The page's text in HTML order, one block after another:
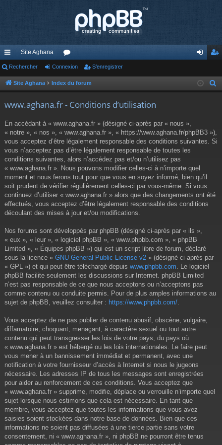
cc
ès
de
Site Aghana
or
u ne nr
r
Rechercher Connexion S’enregistrer
Site Aghana Index du forum
www.aghana.fr - Conditions d’utilisation
En accédant à « www.aghana.fr » (désigné ci-après par « nous »,
« notre », « nos », « www.aghana.fr », « https://www.aghana.fr/phpBB3 »),
vous acceptez d’être légalement responsable des conditions suivantes. Si
vous n’acceptez pas d’être légalement responsable de toutes les
conditions suivantes, alors n’accédez pas et/ou n’utilisez pas
« www.aghana.fr ». Nous pouvons modifier celles-ci à n’importe quel
moment et nous ferons tout pour que vous en soyez informé, bien qu’il
soit prudent de vérifier régulièrement celles-ci par vous-même. Si vous
continuez d’utiliser « www.aghana.fr » alors que des changements ont été
effectués, vous acceptez d’être légalement responsable des conditions
découlant des mises à jour et/ou modifications.
Nos forums sont développés par phpBB (désigné ci-après par « ils »,
« eux », « leur », « logiciel phpBB », « www.phpbb.com », « phpBB
Limited », « Équipes phpBB ») qui est un script libre de forum, déclaré
sous la licence « GNU General Public License v2 » (désigné ci-après par
« GPL ») et qui peut être téléchargé depuis www.phpbb.com . Le logiciel
phpBB facilite seulement les discussions sur Internet. phpBB Limited
n’est pas responsable de ce que nous acceptons ou n’acceptons pas
comme contenu ou conduite permis. Pour de plus amples informations au
sujet de phpBB, veuillez consulter : https://www.phpbb.com/
Vous acceptez de ne pas publier de contenu abusif, obscène, vulgaire,
diffamatoire, choquant, menaçant, à caractère sexuel ou tout autre
contenu qui peut transgresser les lois de votre pays, du pays où
« www.aghana.fr » est hébergé ou les lois internationales. Le faire peut
vous mener à un bannissement immédiat et permanent, avec une
notification à votre fournisseur d’accès à Internet si nous le jugeons
nécessaire. Les adresses IP de tous les messages sont enregistrées
pour aider au renforcement de ces conditions. Vous acceptez que
« www.aghana.fr » supprime, modifie, déplace ou verrouille n’importe quel
sujet lorsque nous estimons que cela est nécessaire. En tant que
membre, vous acceptez que toutes les informations que vous avez
saisies soient stockées dans notre base de données. Bien que ces
informations ne soient pas diffusées à une tierce partie sans votre
consentement, ni « www.aghana.fr », ni phpBB ne pourront être tenus